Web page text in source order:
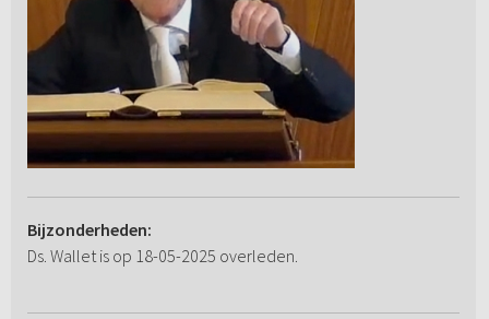
Bijzonderheden:
Ds. Wallet is op 18-05-2025 overleden.